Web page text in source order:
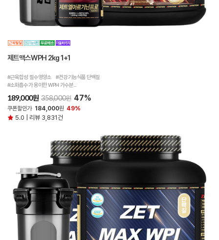
제트맥스WPH 2kg 1+1
#근육합성 필수영양소 #건강기능식품 단백질
#소화흡수가 용이한 WPH 가수분...
189,000원 358,000원 47%
쿠폰할인가 184,000원 49%
5.0 | 리뷰 3,831건